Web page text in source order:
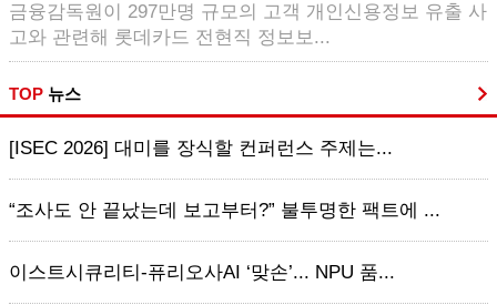
금융감독원이 297만명 규모의 고객 개인신용정보 유출 사
고와 관련해 롯데카드 전현직 정보보...
TOP 뉴스
[ISEC 2026] 대미를 장식할 컨퍼런스 주제는...
“조사도 안 끝났는데 보고부터?” 불투명한 팩트에 ...
이스트시큐리티-퓨리오사AI ‘맞손’... NPU 품...